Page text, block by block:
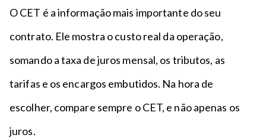
O CET é a informação mais importante do seu
contrato. Ele mostra o custo real da operação,
somando a taxa de juros mensal, os tributos, as
tarifas e os encargos embutidos. Na hora de
escolher, compare sempre o CET, e não apenas os
juros.